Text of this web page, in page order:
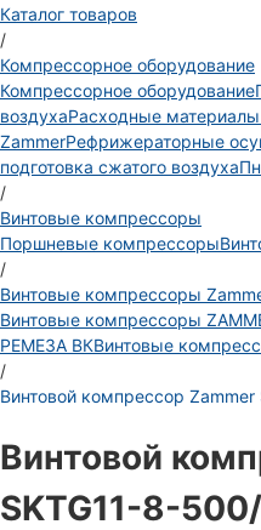
Каталог товаров
/
Компрессорное оборудование
Компрессорное оборудование
воздухаРасходные материалы
ZammerРефрижераторные
подготовка сжатого воздуха
/
Винтовые компрессоры
Поршневые компрессоры
/
Винтовые компрессоры
Винтовые компрессоры
РЕМЕЗА ВКВинтовые
/
Винтовой компрессор
Винтовой
SKTG11-8-